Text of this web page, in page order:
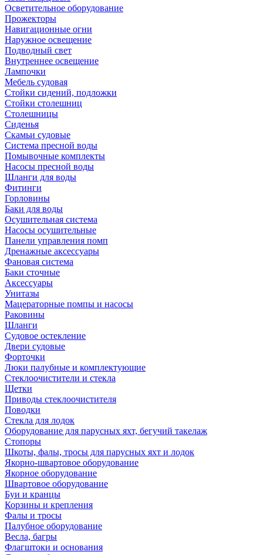
Осветительное оборудование
Прожекторы
Навигационные огни
Наружное освещение
Подводный свет
Внутреннее освещение
Лампочки
Мебель судовая
Стойки сидений, подложки
Стойки столешниц
Столешницы
Сиденья
Скамьи судовые
Система пресной воды
Помывочные комплекты
Насосы пресной воды
Шланги для воды
Фитинги
Горловины
Баки для воды
Осушительная система
Насосы осушительные
Панели управления помп
Дренажные аксессуары
Фановая система
Баки сточные
Аксессуары
Унитазы
Мацераторные помпы и насосы
Раковины
Шланги
Судовое остекление
Двери судовые
Форточки
Люки палубные и комплектующие
Стеклоочистители и стекла
Щетки
Приводы стеклоочистителя
Поводки
Стекла для лодок
Оборудование для парусных яхт, бегучий такелаж
Стопоры
Шкоты, фалы, тросы для парусных яхт и лодок
Якорно-швартовое оборудование
Якорное оборудование
Швартовое оборудование
Буи и кранцы
Корзины и крепления
Фалы и тросы
Палубное оборудование
Весла, багры
Флагштоки и основания